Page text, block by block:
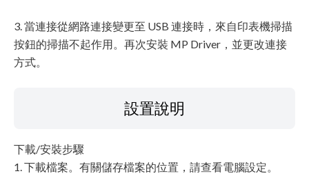
3. 當連接從網路連接變更至 USB 連接時，來自印表機掃描
按鈕的掃描不起作用。再次安裝 MP Driver，並更改連接
方式。
設置說明
下載/安裝步驟
1. 下載檔案。有關儲存檔案的位置，請查看電腦設定。